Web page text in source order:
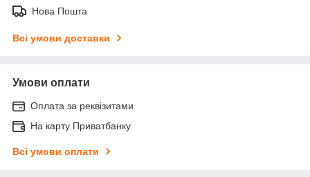
Нова Пошта
Всі умови доставки
Умови оплати
Оплата за реквізитами
На карту Приватбанку
Всі умови оплати